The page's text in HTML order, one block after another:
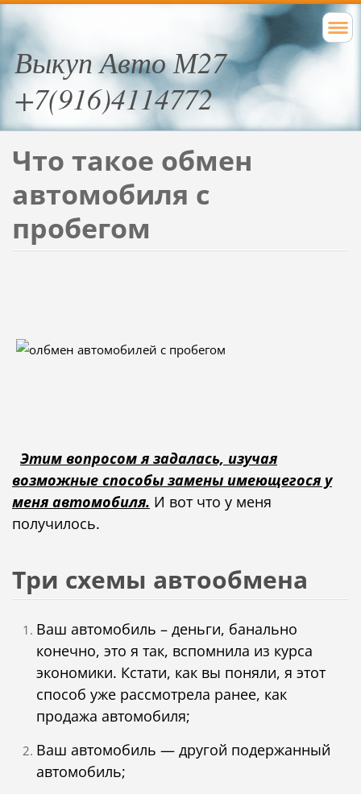
Выкуп Авто М27
+7(916)4114772
Что такое обмен
автомобиля с
пробегом
Этим вопросом я задалась, изучая
возможные способы замены имеющегося у
меня автомобиля. И вот что у меня
получилось.
Три схемы автообмена
Ваш автомобиль – деньги, банально
конечно, это я так, вспомнила из курса
экономики. Кстати, как вы поняли, я этот
способ уже рассмотрела ранее, как
продажа автомобиля;
Ваш автомобиль — другой подержанный
автомобиль;